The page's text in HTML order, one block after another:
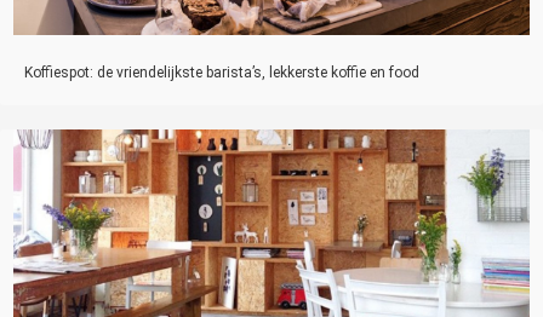
Koffiespot: de vriendelijkste barista’s, lekkerste koffie en food